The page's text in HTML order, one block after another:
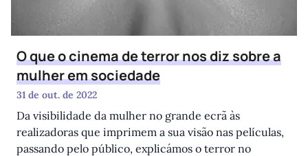
O que o cinema de terror nos diz sobre a
mulher em sociedade
31 de out. de 2022
Da visibilidade da mulher no grande ecrã às
realizadoras que imprimem a sua visão nas películas,
passando pelo público, explicámos o terror no